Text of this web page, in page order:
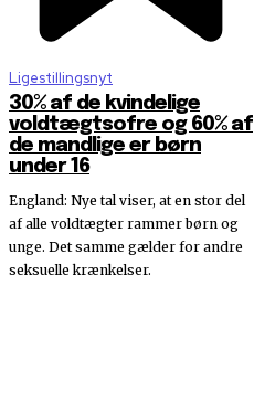
Ligestillingsnyt
30% af de kvindelige
voldtægtsofre og 60% af
de mandlige er børn
under 16
England: Nye tal viser, at en stor del
af alle voldtægter rammer børn og
unge. Det samme gælder for andre
seksuelle krænkelser.